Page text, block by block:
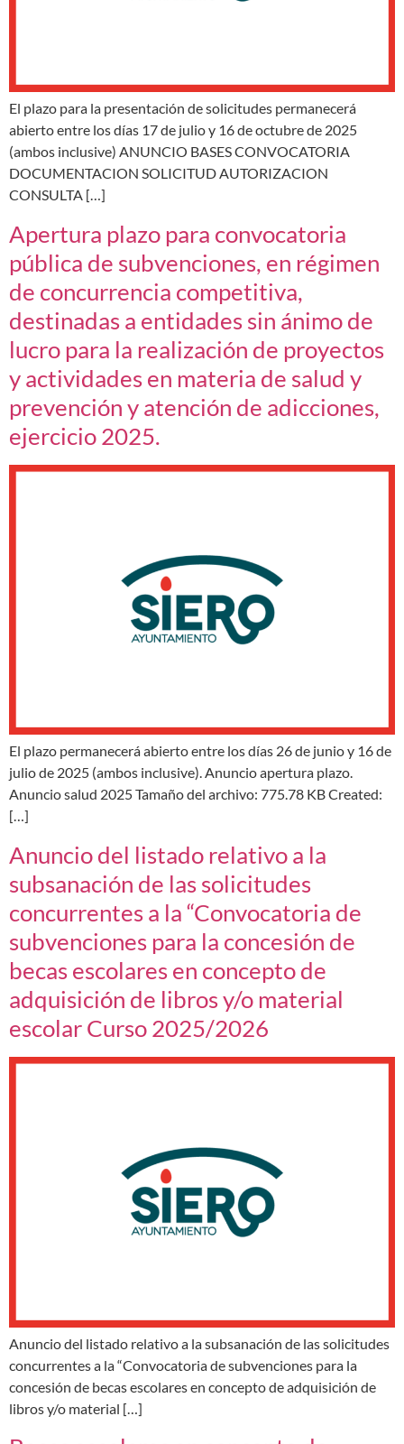
El plazo para la presentación de solicitudes permanecerá
abierto entre los días 17 de julio y 16 de octubre de 2025
(ambos inclusive) ANUNCIO BASES CONVOCATORIA
DOCUMENTACION SOLICITUD AUTORIZACION
CONSULTA […]
Apertura plazo para convocatoria
pública de subvenciones, en régimen
de concurrencia competitiva,
destinadas a entidades sin ánimo de
lucro para la realización de proyectos
y actividades en materia de salud y
prevención y atención de adicciones,
ejercicio 2025.
El plazo permanecerá abierto entre los días 26 de junio y 16 de
julio de 2025 (ambos inclusive). Anuncio apertura plazo.
Anuncio salud 2025 Tamaño del archivo: 775.78 KB Created:
[…]
Anuncio del listado relativo a la
subsanación de las solicitudes
concurrentes a la “Convocatoria de
subvenciones para la concesión de
becas escolares en concepto de
adquisición de libros y/o material
escolar Curso 2025/2026
Anuncio del listado relativo a la subsanación de las solicitudes
concurrentes a la “Convocatoria de subvenciones para la
concesión de becas escolares en concepto de adquisición de
libros y/o material […]